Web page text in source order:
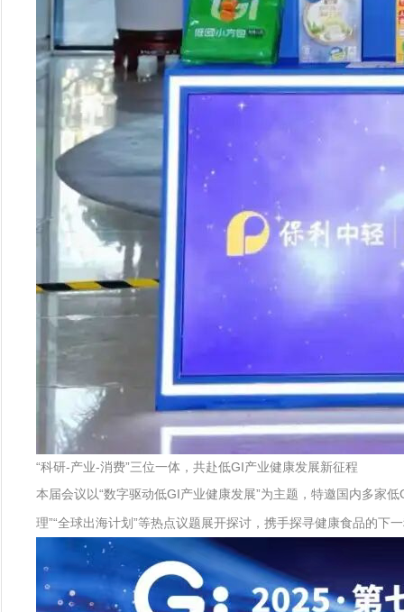
“科研-产业-消费”三位一体，共赴低GI产业健康发展新征程
本届会议以“数字驱动低GI产业健康发展”为主题，特邀国内多家
理”“全球出海计划”等热点议题展开探讨，携手探寻健康食品的下